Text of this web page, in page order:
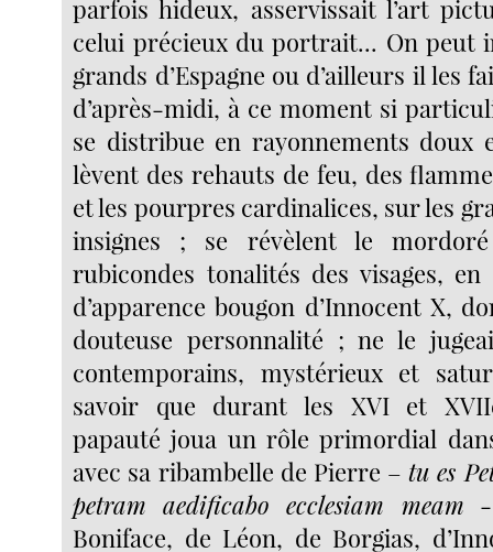
parfois hideux, asservissait l’art
celui précieux du portrait... On peut
grands d’Espagne ou d’ailleurs il les
d’après-midi, à ce moment si
se distribue en rayonnements doux
lèvent des rehauts de feu, des
et les pourpres cardinalices, sur les
insignes ; se révèlent le
rubicondes tonalités des visages,
d’apparence bougon d’Innocent X,
douteuse personnalité ; ne le
contemporains, mystérieux et
savoir que durant les XVI et
papauté joua un rôle primordial
avec sa ribambelle de Pierre –tu es
petram aedificabo ecclesiam meam
Boniface, de Léon, de Borgias,